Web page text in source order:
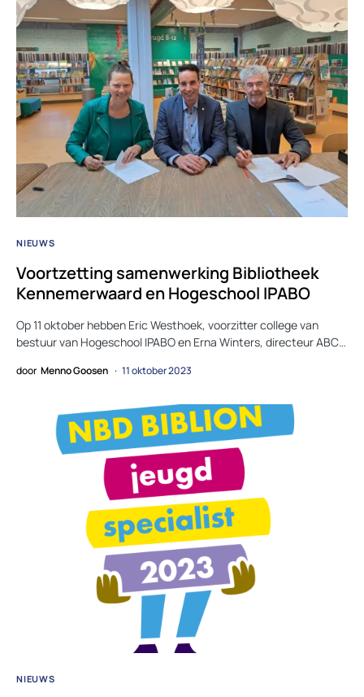
NIEUWS
Voortzetting samenwerking Bibliotheek
Kennemerwaard en Hogeschool IPABO
Op 11 oktober hebben Eric Westhoek, voorzitter college van
bestuur van Hogeschool IPABO en Erna Winters, directeur ABC…
door Menno Goosen 11 oktober 2023
NIEUWS